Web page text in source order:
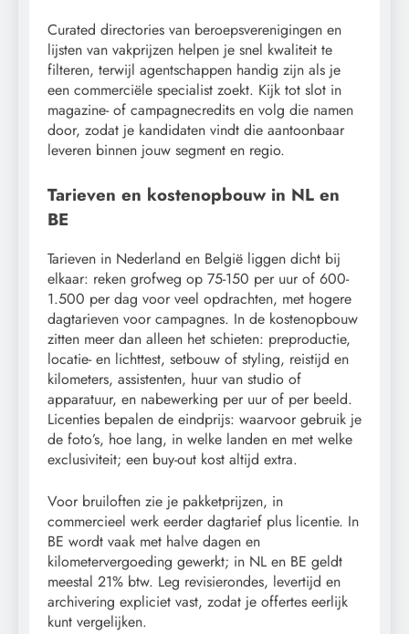
Curated directories van beroepsverenigingen en
lijsten van vakprijzen helpen je snel kwaliteit te
filteren, terwijl agentschappen handig zijn als je
een commerciële specialist zoekt. Kijk tot slot in
magazine- of campagnecredits en volg die namen
door, zodat je kandidaten vindt die aantoonbaar
leveren binnen jouw segment en regio.
Tarieven en kostenopbouw in NL en
BE
Tarieven in Nederland en België liggen dicht bij
elkaar: reken grofweg op 75-150 per uur of 600-
1.500 per dag voor veel opdrachten, met hogere
dagtarieven voor campagnes. In de kostenopbouw
zitten meer dan alleen het schieten: preproductie,
locatie- en lichttest, setbouw of styling, reistijd en
kilometers, assistenten, huur van studio of
apparatuur, en nabewerking per uur of per beeld.
Licenties bepalen de eindprijs: waarvoor gebruik je
de foto’s, hoe lang, in welke landen en met welke
exclusiviteit; een buy-out kost altijd extra.
Voor bruiloften zie je pakketprijzen, in
commercieel werk eerder dagtarief plus licentie. In
BE wordt vaak met halve dagen en
kilometervergoeding gewerkt; in NL en BE geldt
meestal 21% btw. Leg revisierondes, levertijd en
archivering expliciet vast, zodat je offertes eerlijk
kunt vergelijken.